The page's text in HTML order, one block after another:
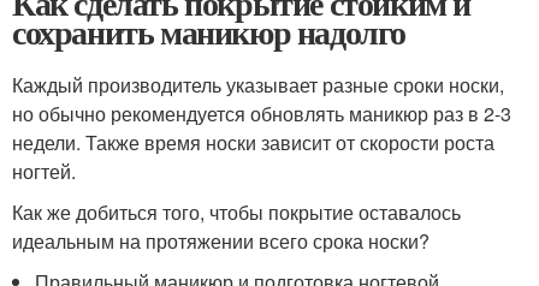
сохранить маникюр надолго
Каждый производитель указывает разные сроки носки,
но обычно рекомендуется обновлять маникюр раз в 2-3
недели. Также время носки зависит от скорости роста
ногтей.
Как же добиться того, чтобы покрытие оставалось
идеальным на протяжении всего срока носки?